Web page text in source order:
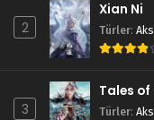
2
Xian Ni
Türler:
3
Tales of
Türler: